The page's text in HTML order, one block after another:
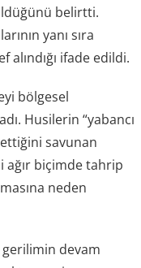
belirtti.
yanı sıra
ifade edildi.
bölgesel
Husilerin “yabancı
savunan
ağır biçimde tahrip
neden
devam